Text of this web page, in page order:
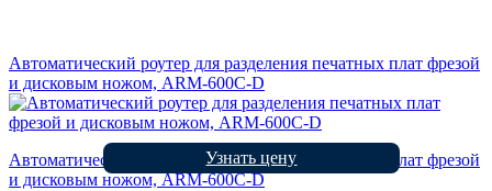
Автоматический роутер для разделения печатных плат фрезой
и дисковым ножом, ARM-600C-D
Автоматический роутер для разделения печатных плат фрезой
и дисковым ножом, ARM-600C-D
Узнать цену